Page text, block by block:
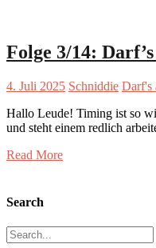
Folge 3/14:
4. Juli 2025 Schniddie Darf's
Hallo Leude! Timing ist so
und steht einem redlich
Read More
Search
Search